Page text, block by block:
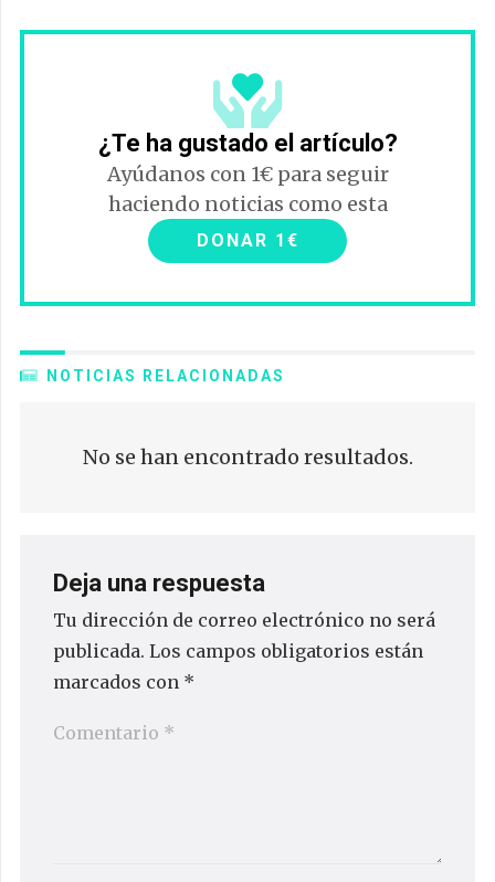
¿Te ha gustado el artículo?
Ayúdanos con 1€ para seguir
haciendo noticias como esta
DONAR 1€
NOTICIAS RELACIONADAS
No se han encontrado resultados.
Deja una respuesta
Tu dirección de correo electrónico no será
publicada. Los campos obligatorios están
marcados con *